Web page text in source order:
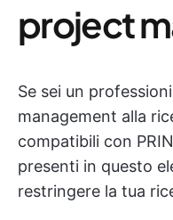
project
Se sei un
management alla
compatibili con
presenti in questo
restringere la tua